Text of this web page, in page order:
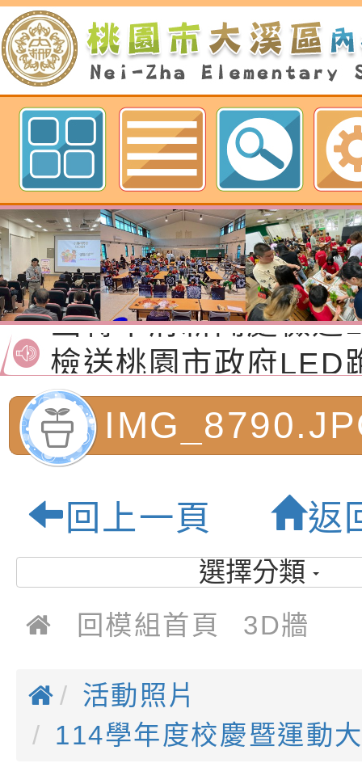
歡迎參觀：桃園市內柵國民小學網
本局訂於115年8月
六)辦理「2026桃園
系列活動—儒門初開
航」
函轉桃園市政府「
性(防空)演習執行計
轉桃園市政府「
（防空）演習－行動
演練」
檢送桃園市政府家庭
「115年度祖孫樂淘
節慶祝活動」海報電
函轉本府新聞處檢送
交通安全宣導標語播
道安宣導影像素材
檢送桃園市政府LED
字稿及LCD託播影片
檢送行政院新聞傳播
月份公共服務政策溝
訊
檢送本市馬祖新村眷
區《植地有聲》主題
有關本市辦理115年
專注力研習營 「正
緒學習與生命教育(
梯次)」
檢送桃園市政府LED
字稿及LCD託播影片
函轉「2026台東博
海報電子檔及活動介
檢送桃園市政府家庭
「小桃家7月課程資
「HELLO新鮮人」
養練習題」、「青少
書會」、「親密關係
有關本局115年「暑
年─青春專案」LED
字稿
為配合政府政策宣導
者權益暨落實保護青
環境
檢送桃園市政府LED
字稿及LCD託播影片
有關桃園市政府家庭
市內柵國民小
教育園地
回上一頁 返
選擇分類
回模組首頁
3D牆
活動照片
114學年度校慶暨運動